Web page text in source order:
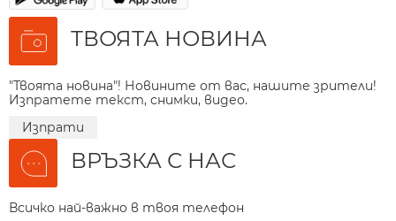
ТВОЯТА НОВИНА
"Твоята новина"! Новините от вас, нашите зрители!
Изпратете текст, снимки, видео.
Изпрати
ВРЪЗКА С НАС
Всичко най-важно в твоя телефон